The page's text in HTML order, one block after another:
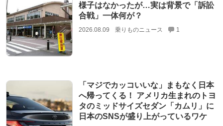
様子はなかったが…実は背景で「訴訟
合戦」一体何が？
2026.08.09 乗りものニュース 1
「マジでカッコいいな」まもなく日本
へ帰ってくる！ アメリカ生まれのトヨ
タのミッドサイズセダン「カムリ」に
日本のSNSが盛り上がっているワケ